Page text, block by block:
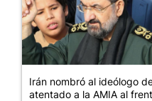
Irán nombró al ideólogo
atentado a la AMIA al